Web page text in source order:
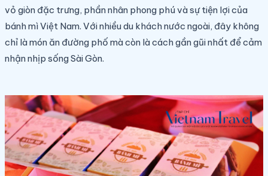
vỏ giòn đặc trưng, phần nhân phong phú và sự tiện lợi của
bánh mì Việt Nam. Với nhiều du khách nước ngoài, đây không
chỉ là món ăn đường phố mà còn là cách gần gũi nhất để cảm
nhận nhịp sống Sài Gòn.